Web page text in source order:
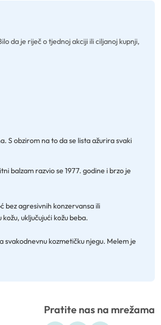
da je riječ o tjednoj akciji ili ciljanoj kupnji,
S obzirom na to da se lista ažurira svaki
balzam razvio se 1977. godine i brzo je
bez agresivnih konzervansa ili
uključujući kožu beba.
svakodnevnu kozmetičku njegu. Melem je
Pratite nas na mrežama